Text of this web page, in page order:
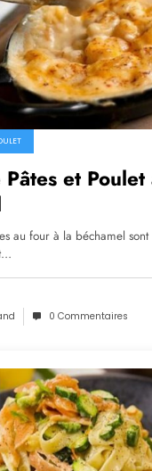
et Poulet
au four à la béchamel
0 Commentaires